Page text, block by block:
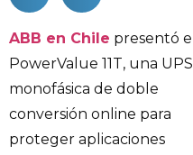
ABB en Chile presentó el
PowerValue 11T, una UPS
monofásica de doble
conversión online para
proteger aplicaciones